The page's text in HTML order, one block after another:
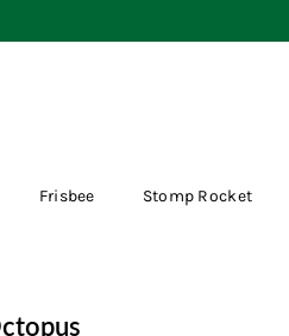
Frisbee Stomp Rocket